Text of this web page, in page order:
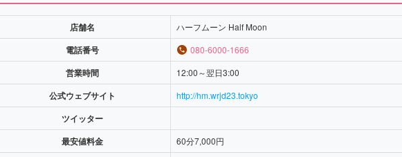
店舗名 ハーフムーン Half Moon
電話番号 080-6000-1666
営業時間 12:00～翌日3:00
公式ウェブサイト http://hm.wrjd23.tokyo
ツイッター
最安値料金
60分7,000円